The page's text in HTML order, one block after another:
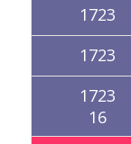
1723
1723
1723
16